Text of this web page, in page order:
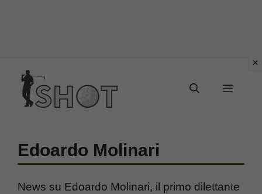
contenuto
Menu
Edoardo Molinari
News su Edoardo Molinari, il primo dilettante